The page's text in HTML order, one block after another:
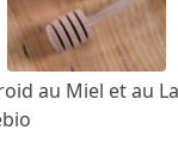
au Miel et au